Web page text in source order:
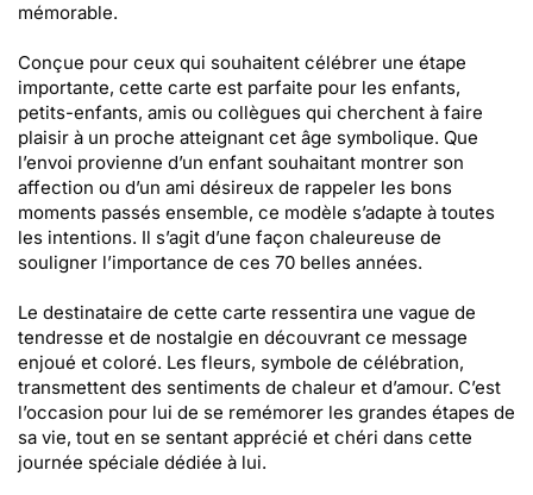
mémorable.
Conçue pour ceux qui souhaitent célébrer une étape
importante, cette carte est parfaite pour les enfants,
petits-enfants, amis ou collègues qui cherchent à faire
plaisir à un proche atteignant cet âge symbolique. Que
l’envoi provienne d’un enfant souhaitant montrer son
affection ou d’un ami désireux de rappeler les bons
moments passés ensemble, ce modèle s’adapte à toutes
les intentions. Il s’agit d’une façon chaleureuse de
souligner l’importance de ces 70 belles années.
Le destinataire de cette carte ressentira une vague de
tendresse et de nostalgie en découvrant ce message
enjoué et coloré. Les fleurs, symbole de célébration,
transmettent des sentiments de chaleur et d’amour. C’est
l’occasion pour lui de se remémorer les grandes étapes de
sa vie, tout en se sentant apprécié et chéri dans cette
journée spéciale dédiée à lui.